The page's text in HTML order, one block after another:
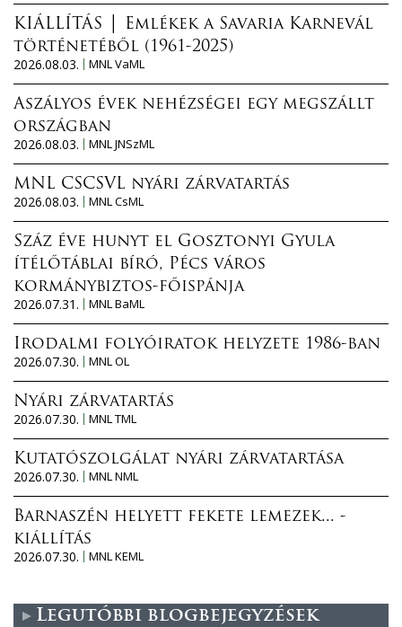
KIÁLLÍTÁS │ Emlékek a Savaria Karnevál
történetéből (1961-2025)
2026.08.03.
MNL VaML
Aszályos évek nehézségei egy megszállt
országban
2026.08.03.
MNL JNSzML
MNL CSCSVL nyári zárvatartás
2026.08.03.
MNL CsML
Száz éve hunyt el Gosztonyi Gyula
ítélőtáblai bíró, Pécs város
kormánybiztos-főispánja
2026.07.31.
MNL BaML
Irodalmi folyóiratok helyzete 1986-ban
2026.07.30.
MNL OL
Nyári zárvatartás
2026.07.30.
MNL TML
Kutatószolgálat nyári zárvatartása
2026.07.30.
MNL NML
Barnaszén helyett fekete lemezek... -
kiállítás
2026.07.30.
MNL KEML
Legutóbbi blogbejegyzések